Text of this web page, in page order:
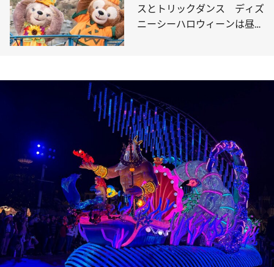
スとトリックダンス ディズ
ニーシーハロウィーンは昼夜